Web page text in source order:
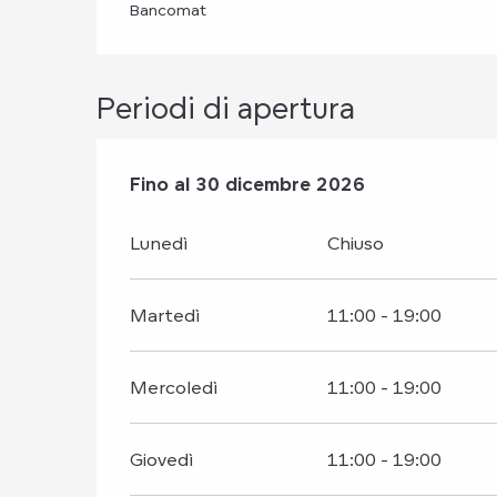
Bancomat
Periodi di apertura
Dal2 gennaio 2026 al30 dicembre
Fino al 30 dicembre 2026
Lunedì Chiuso
Martedì 11:00 - 19:00
Mercoledì 11:00 - 19:00
Giovedì 11:00 - 19:00